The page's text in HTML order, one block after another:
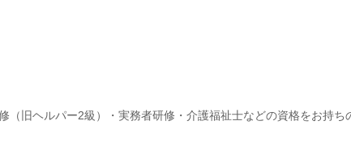
（旧ヘルパー2級）・実務者研修・介護福祉士などの資格をお持ち